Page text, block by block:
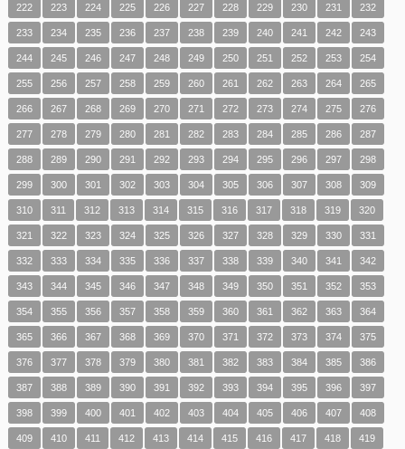
222 223 224 225 226 227 228 229 230 231 232
233 234 235 236 237 238 239 240 241 242 243
244 245 246 247 248 249 250 251 252 253 254
255 256 257 258 259 260 261 262 263 264 265
266 267 268 269 270 271 272 273 274 275 276
277 278 279 280 281 282 283 284 285 286 287
288 289 290 291 292 293 294 295 296 297 298
299 300 301 302 303 304 305 306 307 308 309
310 311 312 313 314 315 316 317 318 319 320
321 322 323 324 325 326 327 328 329 330 331
332 333 334 335 336 337 338 339 340 341 342
343 344 345 346 347 348 349 350 351 352 353
354 355 356 357 358 359 360 361 362 363 364
365 366 367 368 369 370 371 372 373 374 375
376 377 378 379 380 381 382 383 384 385 386
387 388 389 390 391 392 393 394 395 396 397
398 399 400 401 402 403 404 405 406 407 408
409 410 411 412 413 414 415 416 417 418 419